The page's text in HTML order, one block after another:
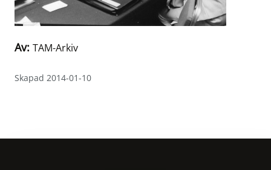
Av: TAM-Arkiv
Skapad 2014-01-10